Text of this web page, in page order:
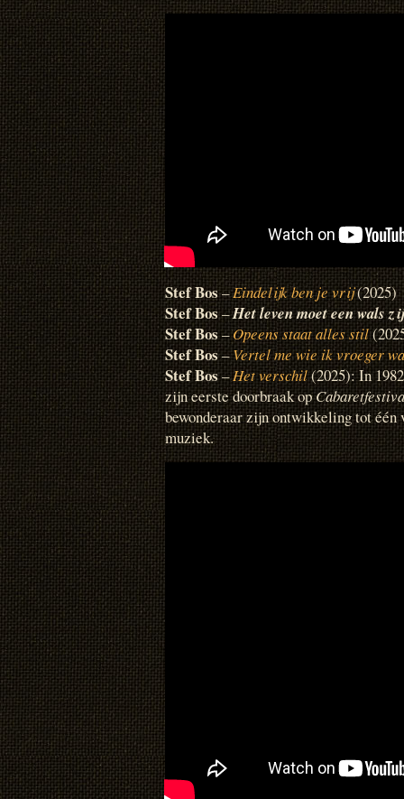
Stef Bos–Eindelijk ben je vrij(2025)
Stef Bos–Het leven moet een wals
Stef Bos–Opeens staat alles stil
Stef Bos–Vertel me wie ik vroeger
Stef Bos–Het verschil(2025): In
zijn eerste doorbraak op
bewonderaar zijn ontwikkeling tot één
muziek.